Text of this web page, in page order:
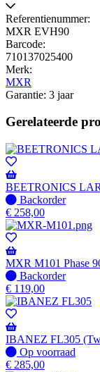
Referentienummer:
MXR EVH90
Barcode:
710137025400
Merk:
MXR
Garantie: 3 jaar
Gerelateerde
BEETRONICS
Niet
op
voorraad
-
Wordt
verzonden
wanneer
beschikbaar
Backorder
€ 258,00
MXR M101 Phase
Niet
op
voorraad
-
Wordt
verzonden
wanneer
beschikbaar
Backorder
€ 119,00
IBANEZ FL305
Op
voorraad
Op voorraad
€ 285,00